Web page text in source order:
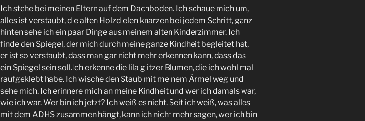
Ich stehe bei meinen Eltern auf dem Dachboden. Ich schaue mich um,
alles ist verstaubt, die alten Holzdielen knarzen bei jedem Schritt, ganz
hinten sehe ich ein paar Dinge aus meinem alten Kinderzimmer. Ich
finde den Spiegel, der mich durch meine ganze Kindheit begleitet hat,
er ist so verstaubt, dass man gar nicht mehr erkennen kann, dass das
ein Spiegel sein soll.Ich erkenne die lila glitzer Blumen, die ich wohl mal
raufgeklebt habe. Ich wische den Staub mit meinem Ärmel weg und
sehe mich. Ich erinnere mich an meine Kindheit und wer ich damals war,
wie ich war. Wer bin ich jetzt? Ich weiß es nicht. Seit ich weiß, was alles
mit dem ADHS zusammen hängt, kann ich nicht mehr sagen, wer ich bin